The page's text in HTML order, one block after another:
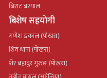
बिराट बस्याल
बिशेष सहयोगी
गणेश ढकाल (पोखरा)
शिव थापा (पोखरा)
शेर बहादुर गुरुङ (पोखरा)